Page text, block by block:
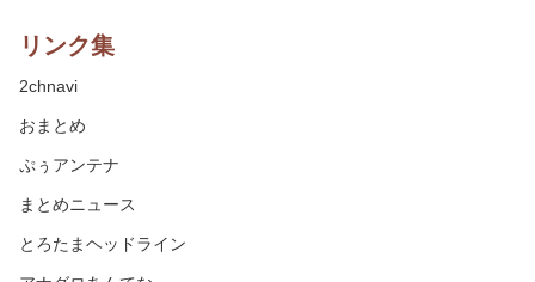
リンク集
2chnavi
おまとめ
ぷぅアンテナ
まとめニュース
とろたまヘッドライン